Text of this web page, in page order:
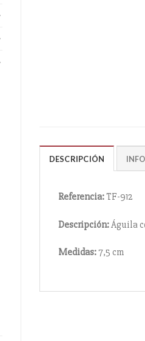
DESCRIPCIÓN
Referencia:TF-912
Descripción:Águila
Medidas:7,5 cm